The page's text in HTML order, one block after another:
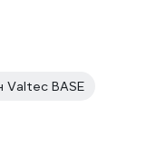
Valtec BASE